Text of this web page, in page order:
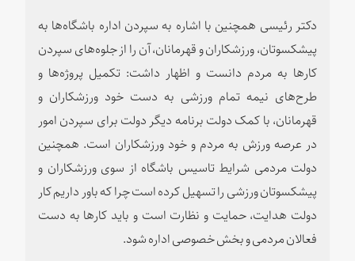
دکتر رئیسی همچنین با اشاره به سپردن اداره باشگاه‌ها به
پیشکسوتان، ورزشکاران و قهرمانان، آن را از جلوه‌های سپردن
کارها به مردم دانست و اظهار داشت: تکمیل پروژه‌ها و
طرح‌های نیمه تمام ورزشی به دست خود ورزشکاران و
قهرمانان، با کمک دولت برنامه دیگر دولت برای سپردن امور
در عرصه ورزش به مردم و خود ورزشکاران است. همچنین
دولت مردمی شرایط تاسیس باشگاه از سوی ورزشکاران و
پیشکسوتان ورزشی را تسهیل کرده است چرا که باور داریم کار
دولت هدایت، حمایت و نظارت است و باید کارها به دست
فعالان مردمی و بخش خصوصی اداره شود.